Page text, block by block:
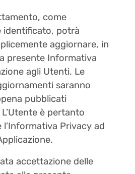
come
identificato, potrà
aggiornare, in
presente Informativa
agli Utenti. Le
saranno
pubblicati
è pertanto
Privacy ad
accettazione delle